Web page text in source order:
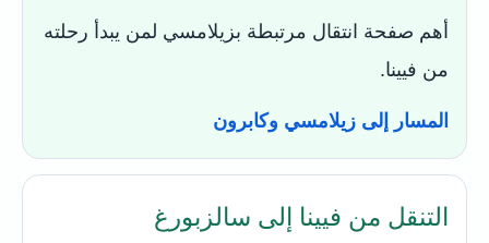
أهم صفحة انتقال مرتبطة بزيلامسي لمن يبدأ رحلته
من فيينا.
المسار إلى زيلامسي وكابرون
التنقل من فيينا إلى سالزبورغ